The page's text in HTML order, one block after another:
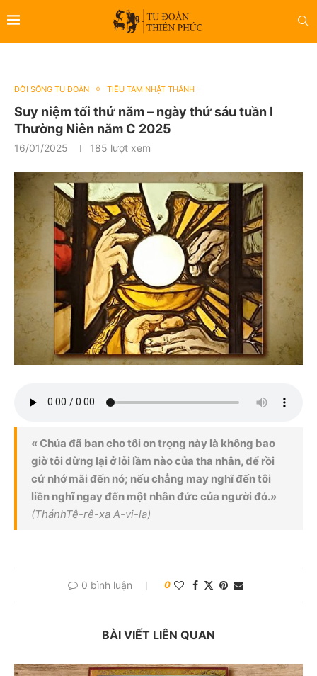
ĐỜI SỐNG TU ĐOÀN TIỂU TAM NHẬT THÁNH
Suy niệm tối thứ năm – ngày thứ sáu tuần I
Thường Niên năm C 2025
16/01/2025 185 lượt xem
« Chúa đã ban cho tôi ơn trọng này là không bao
giờ tôi dừng lại ở lỗi lầm nào của tha nhân, để rồi
cứ nhớ mãi đến nó; nếu chẳng may nghĩ đến tôi
liền nghĩ ngay đến một nhân đức của người đó.»
(ThánhTê-rê-xa A-vi-la)
0 bình luận 0
BÀI VIẾT LIÊN QUAN